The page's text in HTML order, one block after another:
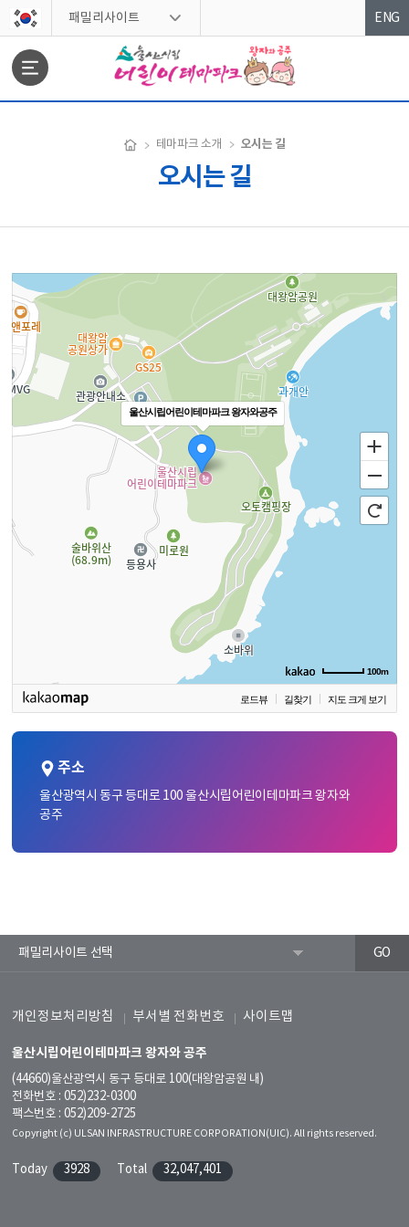
스킵네비게이션
패밀리사이트 ENG
테마파크 소개 오시는 길
오시는 길
오시는 길 시작
울산시립어린이테마파크 왕자와공주
100m
로드뷰 길찾기 지도 크게 보기
주소
울산광역시 동구 등대로 100 울산시립어린이테마파크 왕자와
공주
개인정보처리방침 부서별 전화번호 사이트맵
울산시립어린이테마파크 왕자와 공주
(44660)울산광역시 동구 등대로 100(대왕암공원 내)
전화번호 : 052)232-0300
팩스번호 : 052)209-2725
Copyright (c) ULSAN INFRASTRUCTURE CORPORATION(UIC). All rights reserved.
Today 3928 Total 32,047,401